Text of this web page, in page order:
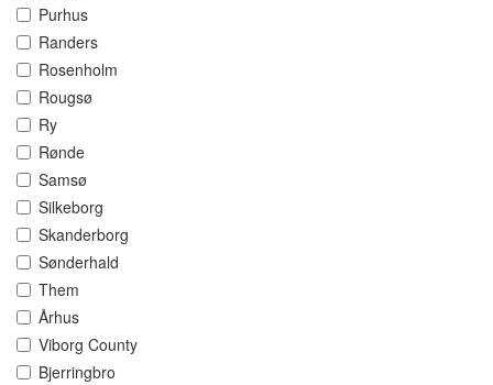
Purhus
Randers
Rosenholm
Rougsø
Ry
Rønde
Samsø
Silkeborg
Skanderborg
Sønderhald
Them
Århus
Viborg County
Bjerringbro